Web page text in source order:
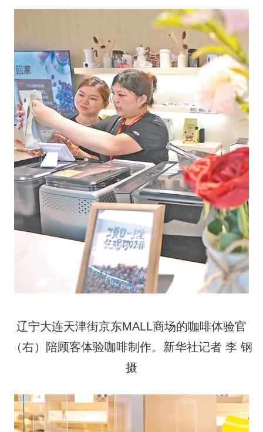
辽宁大连天津街京东MALL商场的咖啡体验官
（右）陪顾客体验咖啡制作。新华社记者 李 钢
摄